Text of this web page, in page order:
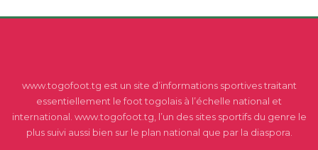
www.togofoot.tg est un site d’informations sportives traitant
essentiellement le foot togolais à l’échelle national et
international. www.togofoot.tg, l’un des sites sportifs du genre le
plus suivi aussi bien sur le plan national que par la diaspora.